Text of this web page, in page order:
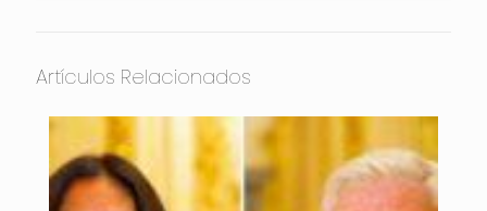
Artículos Relacionados